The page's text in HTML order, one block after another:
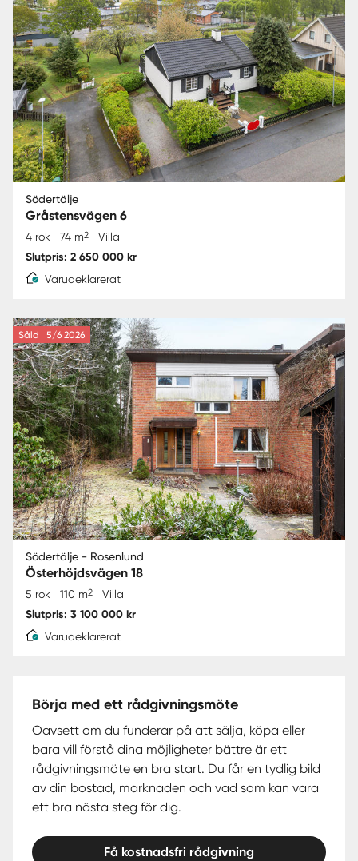
Södertälje
Gråstensvägen 6
4 rok 74 m2 Villa
Slutpris: 2 650 000 kr
Varudeklarerat
Såld 5/6 2026
Södertälje - Rosenlund
Österhöjdsvägen 18
5 rok 110 m2 Villa
Slutpris: 3 100 000 kr
Varudeklarerat
Börja med ett rådgivningsmöte
Oavsett om du funderar på att sälja, köpa eller
bara vill förstå dina möjligheter bättre är ett
rådgivningsmöte en bra start. Du får en tydlig bild
av din bostad, marknaden och vad som kan vara
ett bra nästa steg för dig.
Få kostnadsfri rådgivning